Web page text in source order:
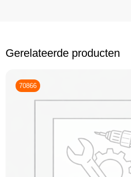
Gerelateerde producten
70866